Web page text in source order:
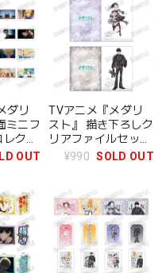
ダリ
ミニフ
クシ
種20
OUT
TVアニメ『メダリ
スト』 描き下ろしク
リアファイルセット
¥990 SOLD OUT